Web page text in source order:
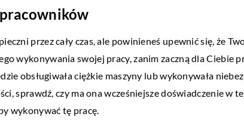
przez cały czas, ale powinieneś upewnić się, że
wykonywania swojej pracy, zanim zaczną dla Ciebie
obsługiwała ciężkie maszyny lub wykonywała
sprawdź, czy ma ona wcześniejsze doświadczenie w
wykonywać tę pracę.
2019
wręczyć fanom muzyki?
02 czerwca
Etui na